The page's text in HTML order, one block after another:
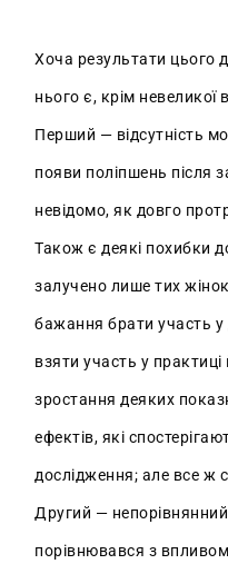
Хоча результати цього
нього є, крім невеликої
Перший — відсутність
появи поліпшень після
невідомо, як довго
Також є деякі похибки
залучено лише тих
бажання брати участь у
взяти участь у
зростання деяких
ефектів, які
дослідження; але все ж
Другий —
порівнювався з